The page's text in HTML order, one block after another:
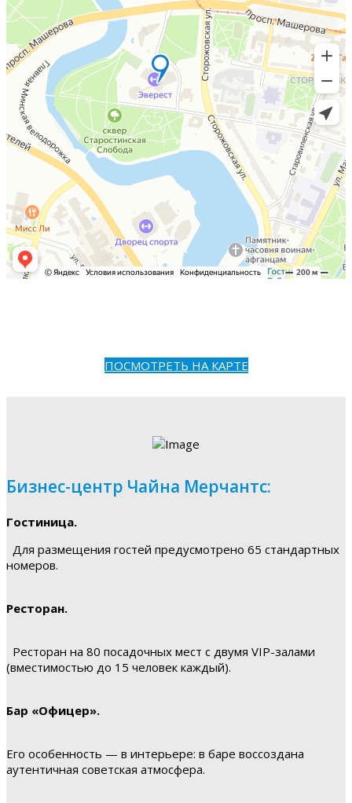
ПОСМОТРЕТЬ НА КАРТЕ
Бизнес-центр Чайна Мерчантс:
Гостиница.
Для размещения гостей предусмотрено 65 стандартных
номеров.
Ресторан.
Ресторан на 80 посадочных мест с двумя VIP-залами
(вместимостью до 15 человек каждый).
Бар «Офицер».
Его особенность — в интерьере: в баре воссоздана
аутентичная советская атмосфера.